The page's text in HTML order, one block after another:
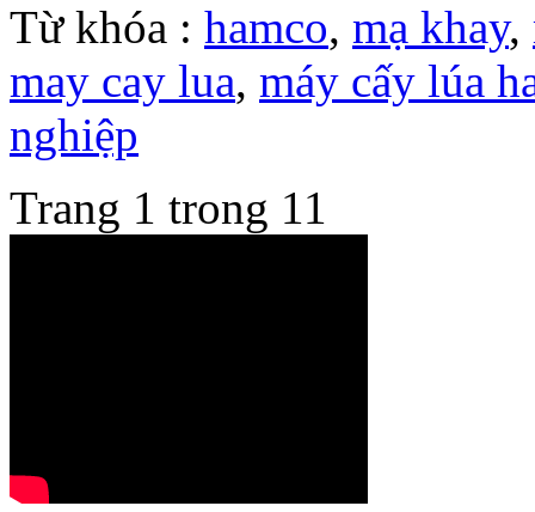
Từ khóa : hamco, mạ khay,
may cay lua, máy cấy lúa
nghiệp
Trang 1 trong 11